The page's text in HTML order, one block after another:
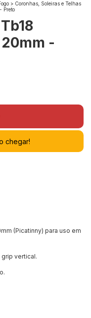
> Coronhas, Soleiras e Telhas
Preto
-
chegar!
(Picatinny) para uso em
vertical.